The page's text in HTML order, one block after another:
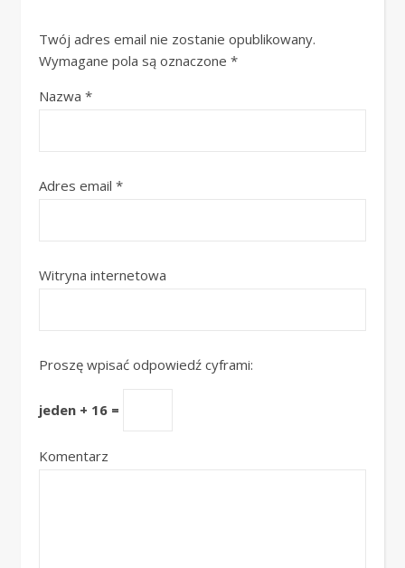
Twój adres email nie zostanie opublikowany.
Wymagane pola są oznaczone *
Nazwa *
Adres email *
Witryna internetowa
Proszę wpisać odpowiedź cyframi:
jeden + 16 =
Komentarz